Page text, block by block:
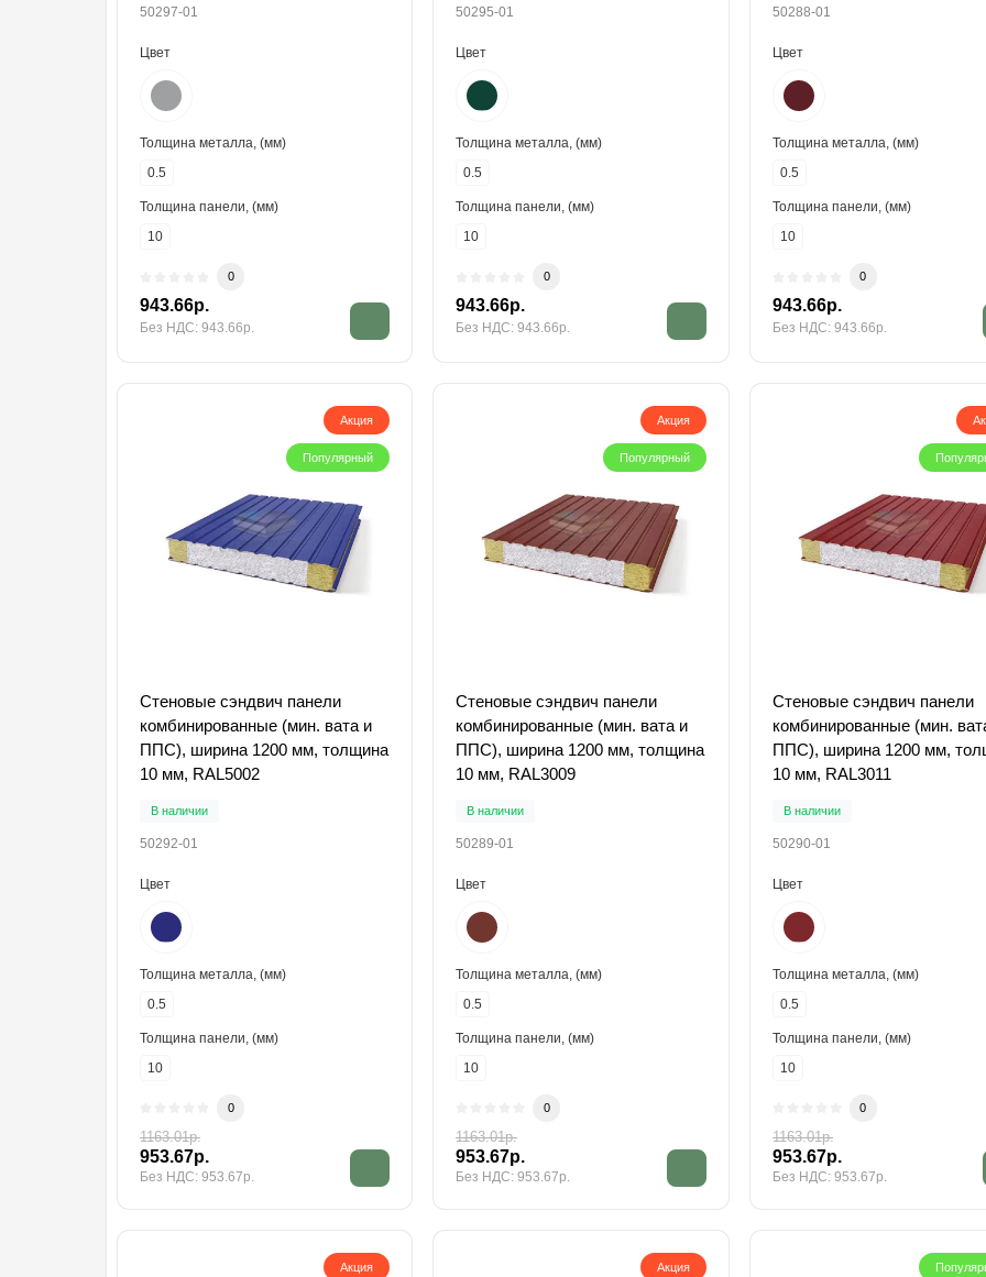
50297-01
Цвет
Толщина металла, (мм)
0.5
Толщина панели, (мм)
10
0
943.66р.
Без НДС: 943.66р.
50295-01
Цвет
Толщина металла, (мм)
0.5
Толщина панели, (мм)
10
0
943.66р.
Без НДС: 943.66р.
50288-01
Цвет
Толщина металла, (мм)
0.5
Толщина панели, (мм)
10
0
943.66р.
Без НДС: 943.66р.
Акция
Популярный
Стеновые сэндвич панели
комбинированные (мин. вата и
ППС), ширина 1200 мм, толщина
10 мм, RAL5002
В наличии
50292-01
Цвет
Толщина металла, (мм)
0.5
Толщина панели, (мм)
10
0
1163.01р.
953.67р.
Без НДС: 953.67р.
Акция
Популярный
Стеновые сэндвич панели
комбинированные (мин. вата и
ППС), ширина 1200 мм, толщина
10 мм, RAL3009
В наличии
50289-01
Цвет
Толщина металла, (мм)
0.5
Толщина панели, (мм)
10
0
1163.01р.
953.67р.
Без НДС: 953.67р.
Стеновые сэндвич панели
комбинированные (мин.
ППС), ширина 1200 мм,
10 мм, RAL3011
В наличии
50290-01
Цвет
Толщина металла, (мм)
0.5
Толщина панели, (мм)
10
0
1163.01р.
953.67р.
Без НДС: 953.67р.
Акция Акция